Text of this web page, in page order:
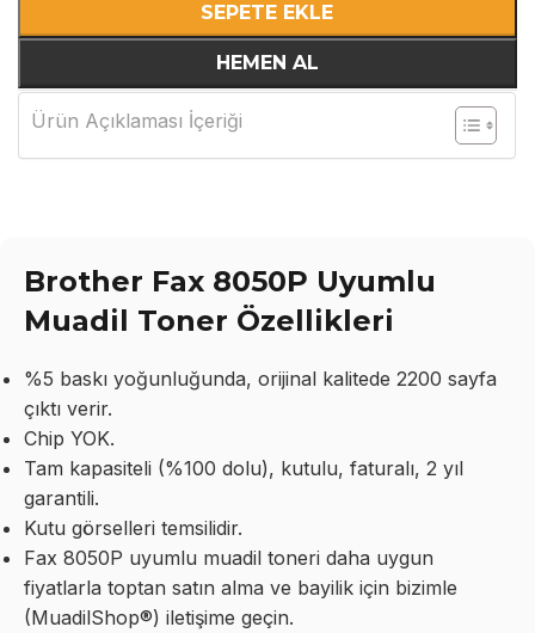
SEPETE EKLE
HEMEN AL
Ürün Açıklaması İçeriği
Brother Fax 8050P Uyumlu
Muadil Toner Özellikleri
%5 baskı yoğunluğunda, orijinal kalitede 2200 sayfa
çıktı verir.
Chip YOK.
Tam kapasiteli (%100 dolu), kutulu, faturalı, 2 yıl
garantili.
Kutu görselleri temsilidir.
Fax 8050P uyumlu muadil toneri daha uygun
fiyatlarla toptan satın alma ve bayilik için bizimle
(MuadilShop®) iletişime geçin.